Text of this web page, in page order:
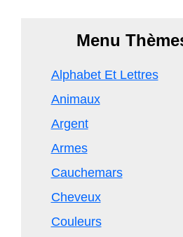
Menu
Alphabet Et Lettres
Animaux
Argent
Armes
Cauchemars
Cheveux
Couleurs